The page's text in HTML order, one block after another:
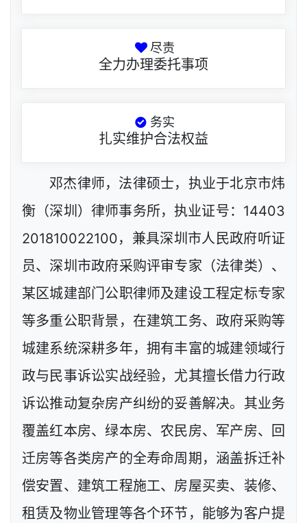
尽责
全力办理委托事项
务实
扎实维护合法权益
邓杰律师，法律硕士，执业于北京市炜
衡（深圳）律师事务所，执业证号：14403
201810022100，兼具深圳市人民政府听证
员、深圳市政府采购评审专家（法律类）、
某区城建部门公职律师及建设工程定标专家
等多重公职背景，在建筑工务、政府采购等
城建系统深耕多年，拥有丰富的城建领域行
政与民事诉讼实战经验，尤其擅长借力行政
诉讼推动复杂房产纠纷的妥善解决。其业务
覆盖红本房、绿本房、农民房、军产房、回
迁房等各类房产的全寿命周期，涵盖拆迁补
偿安置、建筑工程施工、房屋买卖、装修、
租赁及物业管理等各个环节，能够为客户提